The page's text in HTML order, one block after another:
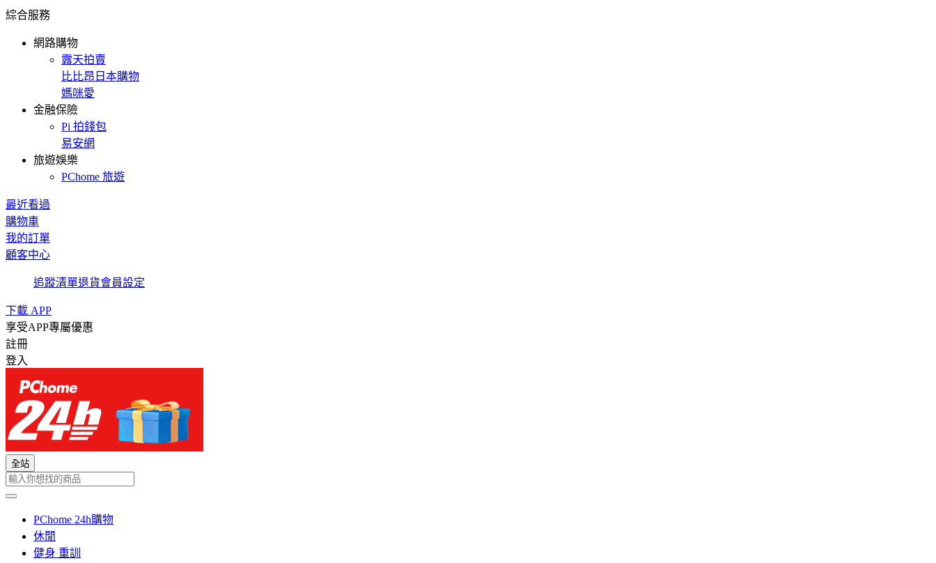
綜合服務
網路購物
露天拍賣
比比昂日本購物
媽咪愛
金融保險
Pi 拍錢包
易安網
旅遊娛樂
PChome 旅遊
最近看過
購物車
我的訂單
顧客中心
追蹤清單退貨會員設定
下載 APP
享受APP專屬優惠
註冊
登入
全站
PChome 24h購物
休閒
健身 重訓